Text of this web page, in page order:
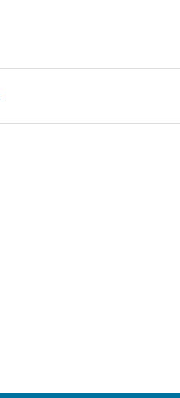
防犯カメラ​